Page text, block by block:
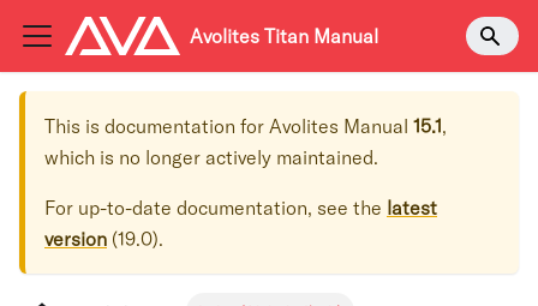
Avolites Titan Manual
This is documentation for Avolites Manual 15.1,
which is no longer actively maintained.
For up-to-date documentation, see the latest
version (19.0).